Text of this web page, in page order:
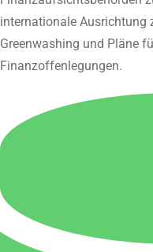
internationale Ausrichtung
Greenwashing und Pläne
Finanzoffenlegungen.